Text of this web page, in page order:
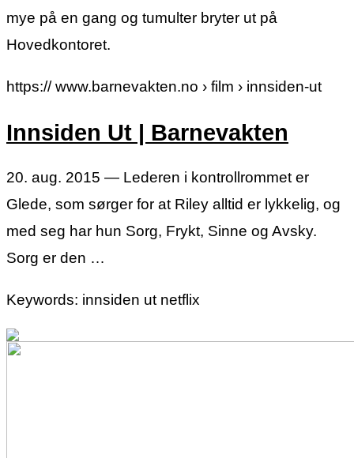
mye på en gang og tumulter bryter ut på
Hovedkontoret.
https:// www.barnevakten.no › film › innsiden-ut
Innsiden Ut | Barnevakten
20. aug. 2015 — Lederen i kontrollrommet er
Glede, som sørger for at Riley alltid er lykkelig, og
med seg har hun Sorg, Frykt, Sinne og Avsky.
Sorg er den …
Keywords: innsiden ut netflix